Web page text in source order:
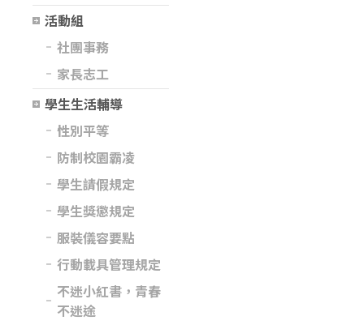
活動組
社團事務
家長志工
學生生活輔導
性別平等
防制校園霸凌
學生請假規定
學生獎懲規定
服裝儀容要點
行動載具管理規定
不迷小紅書，青春
不迷途